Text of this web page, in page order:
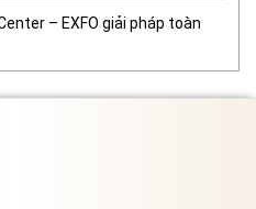
– EXFO giải pháp toàn